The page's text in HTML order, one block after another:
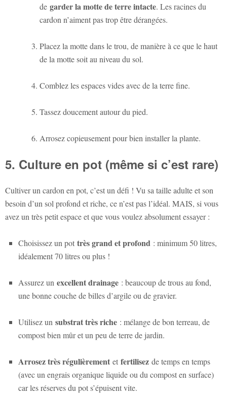
de garder la motte de terre intacte. Les racines du
cardon n’aiment pas trop être dérangées.
Placez la motte dans le trou, de manière à ce que le haut
de la motte soit au niveau du sol.
Comblez les espaces vides avec de la terre fine.
Tassez doucement autour du pied.
Arrosez copieusement pour bien installer la plante.
5. Culture en pot (même si c’est rare)
Cultiver un cardon en pot, c’est un défi ! Vu sa taille adulte et son
besoin d’un sol profond et riche, ce n’est pas l’idéal. MAIS, si vous
avez un très petit espace et que vous voulez absolument essayer :
Choisissez un pot très grand et profond : minimum 50 litres,
idéalement 70 litres ou plus !
Assurez un excellent drainage : beaucoup de trous au fond,
une bonne couche de billes d’argile ou de gravier.
Utilisez un substrat très riche : mélange de bon terreau, de
compost bien mûr et un peu de terre de jardin.
Arrosez très régulièrement et fertilisez de temps en temps
(avec un engrais organique liquide ou du compost en surface)
car les réserves du pot s’épuisent vite.